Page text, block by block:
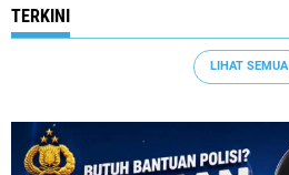
TERKINI
LIHAT SEMUA